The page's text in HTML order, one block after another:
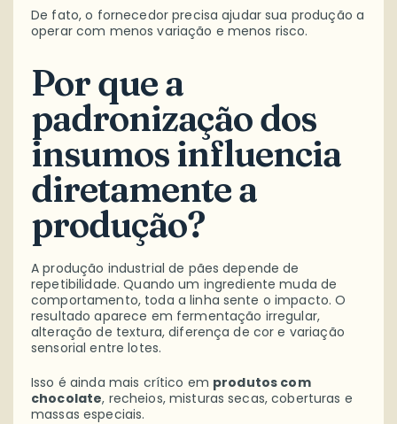
De fato, o fornecedor precisa ajudar sua produção a
operar com menos variação e menos risco.
Por que a
padronização dos
insumos influencia
diretamente a
produção?
A produção industrial de pães depende de
repetibilidade. Quando um ingrediente muda de
comportamento, toda a linha sente o impacto. O
resultado aparece em fermentação irregular,
alteração de textura, diferença de cor e variação
sensorial entre lotes.
Isso é ainda mais crítico em produtos com
chocolate, recheios, misturas secas, coberturas e
massas especiais.